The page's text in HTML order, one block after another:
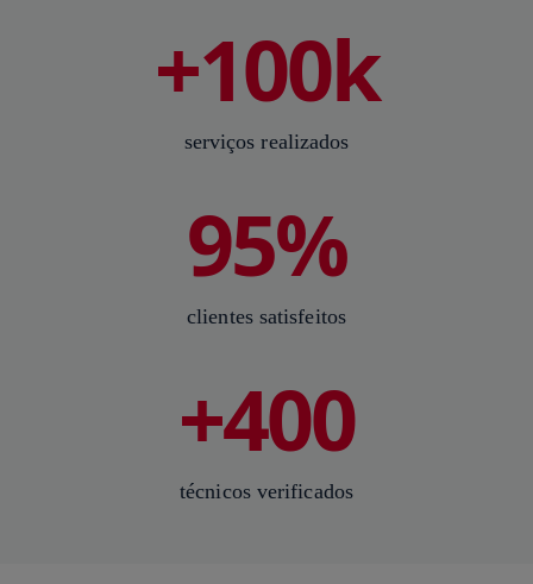
+100k
serviços realizados
95%
clientes satisfeitos
+400
técnicos verificados